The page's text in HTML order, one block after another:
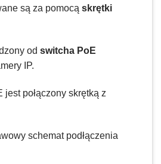
są za pomocą skrętki
odswitcha PoE
IP.
połączony skrętką z
schemat podłączenia